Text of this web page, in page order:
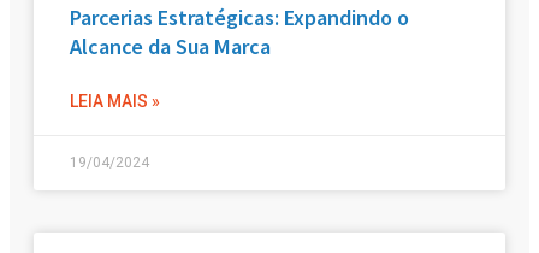
Parcerias Estratégicas: Expandindo o
Alcance da Sua Marca
LEIA MAIS »
19/04/2024